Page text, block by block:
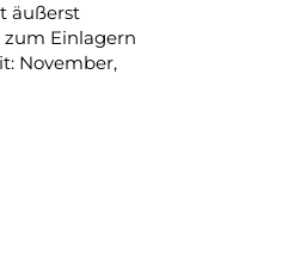
äußerst
Einlagern
November,